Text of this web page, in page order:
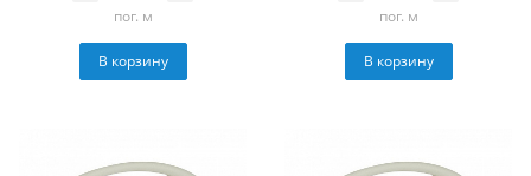
пог. м
В корзину
пог. м
В корзину